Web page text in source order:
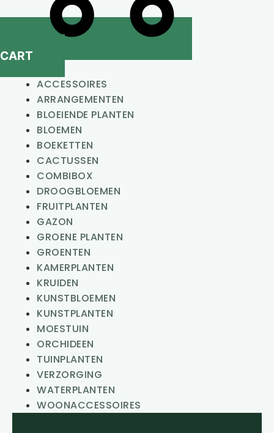
CART
ACCESSOIRES
ARRANGEMENTEN
BLOEIENDE PLANTEN
BLOEMEN
BOEKETTEN
CACTUSSEN
COMBIBOX
DROOGBLOEMEN
FRUITPLANTEN
GAZON
GROENE PLANTEN
GROENTEN
KAMERPLANTEN
KRUIDEN
KUNSTBLOEMEN
KUNSTPLANTEN
MOESTUIN
ORCHIDEEN
TUINPLANTEN
VERZORGING
WATERPLANTEN
WOONACCESSOIRES